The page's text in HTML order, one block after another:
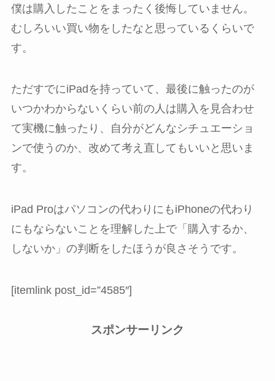
僕は購入したことをまったく後悔していません。
むしろいい買い物をしたなと思っているくらいで
す。
ただすでにiPadを持っていて、最後に触ったのが
いつかわからないくらい前の人は購入を見合わせ
て実機に触ったり、自分がどんなシチュエーショ
ンで使うのか、改めて考え直してもいいと思いま
す。
iPad Proはパソコンの代わりにもiPhoneの代わり
にもならないことを理解した上で「購入するか、
しないか」の判断をしたほうが良さそうです。
[itemlink post_id=”4585″]
スポンサーリンク